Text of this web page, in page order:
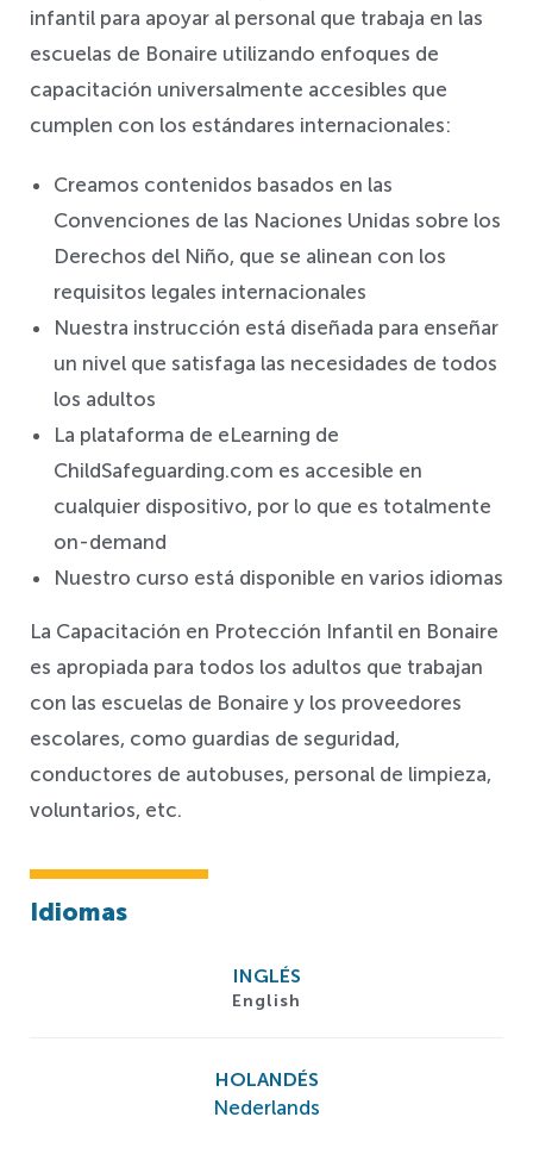
infantil para apoyar al personal que trabaja en las
escuelas de Bonaire utilizando enfoques de
capacitación universalmente accesibles que
cumplen con los estándares internacionales:
Creamos contenidos basados en las
Convenciones de las Naciones Unidas sobre los
Derechos del Niño, que se alinean con los
requisitos legales internacionales
Nuestra instrucción está diseñada para enseñar
un nivel que satisfaga las necesidades de todos
los adultos
La plataforma de eLearning de
ChildSafeguarding.com es accesible en
cualquier dispositivo, por lo que es totalmente
on-demand
Nuestro curso está disponible en varios idiomas
La Capacitación en Protección Infantil en Bonaire
es apropiada para todos los adultos que trabajan
con las escuelas de Bonaire y los proveedores
escolares, como guardias de seguridad,
conductores de autobuses, personal de limpieza,
voluntarios, etc.
Idiomas
INGLÉS
English
HOLANDÉS
Nederlands